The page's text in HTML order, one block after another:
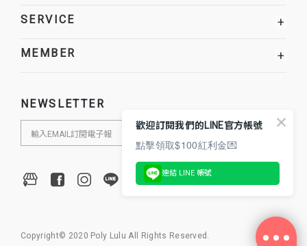
SERVICE +
MEMBER +
NEWSLETTER
Copyright© 2020 Poly Lulu All Rights Reserved.
歡迎訂閱我們的LINE官方帳號
點擊領取$100紅利金💌
連結 LINE 帳號